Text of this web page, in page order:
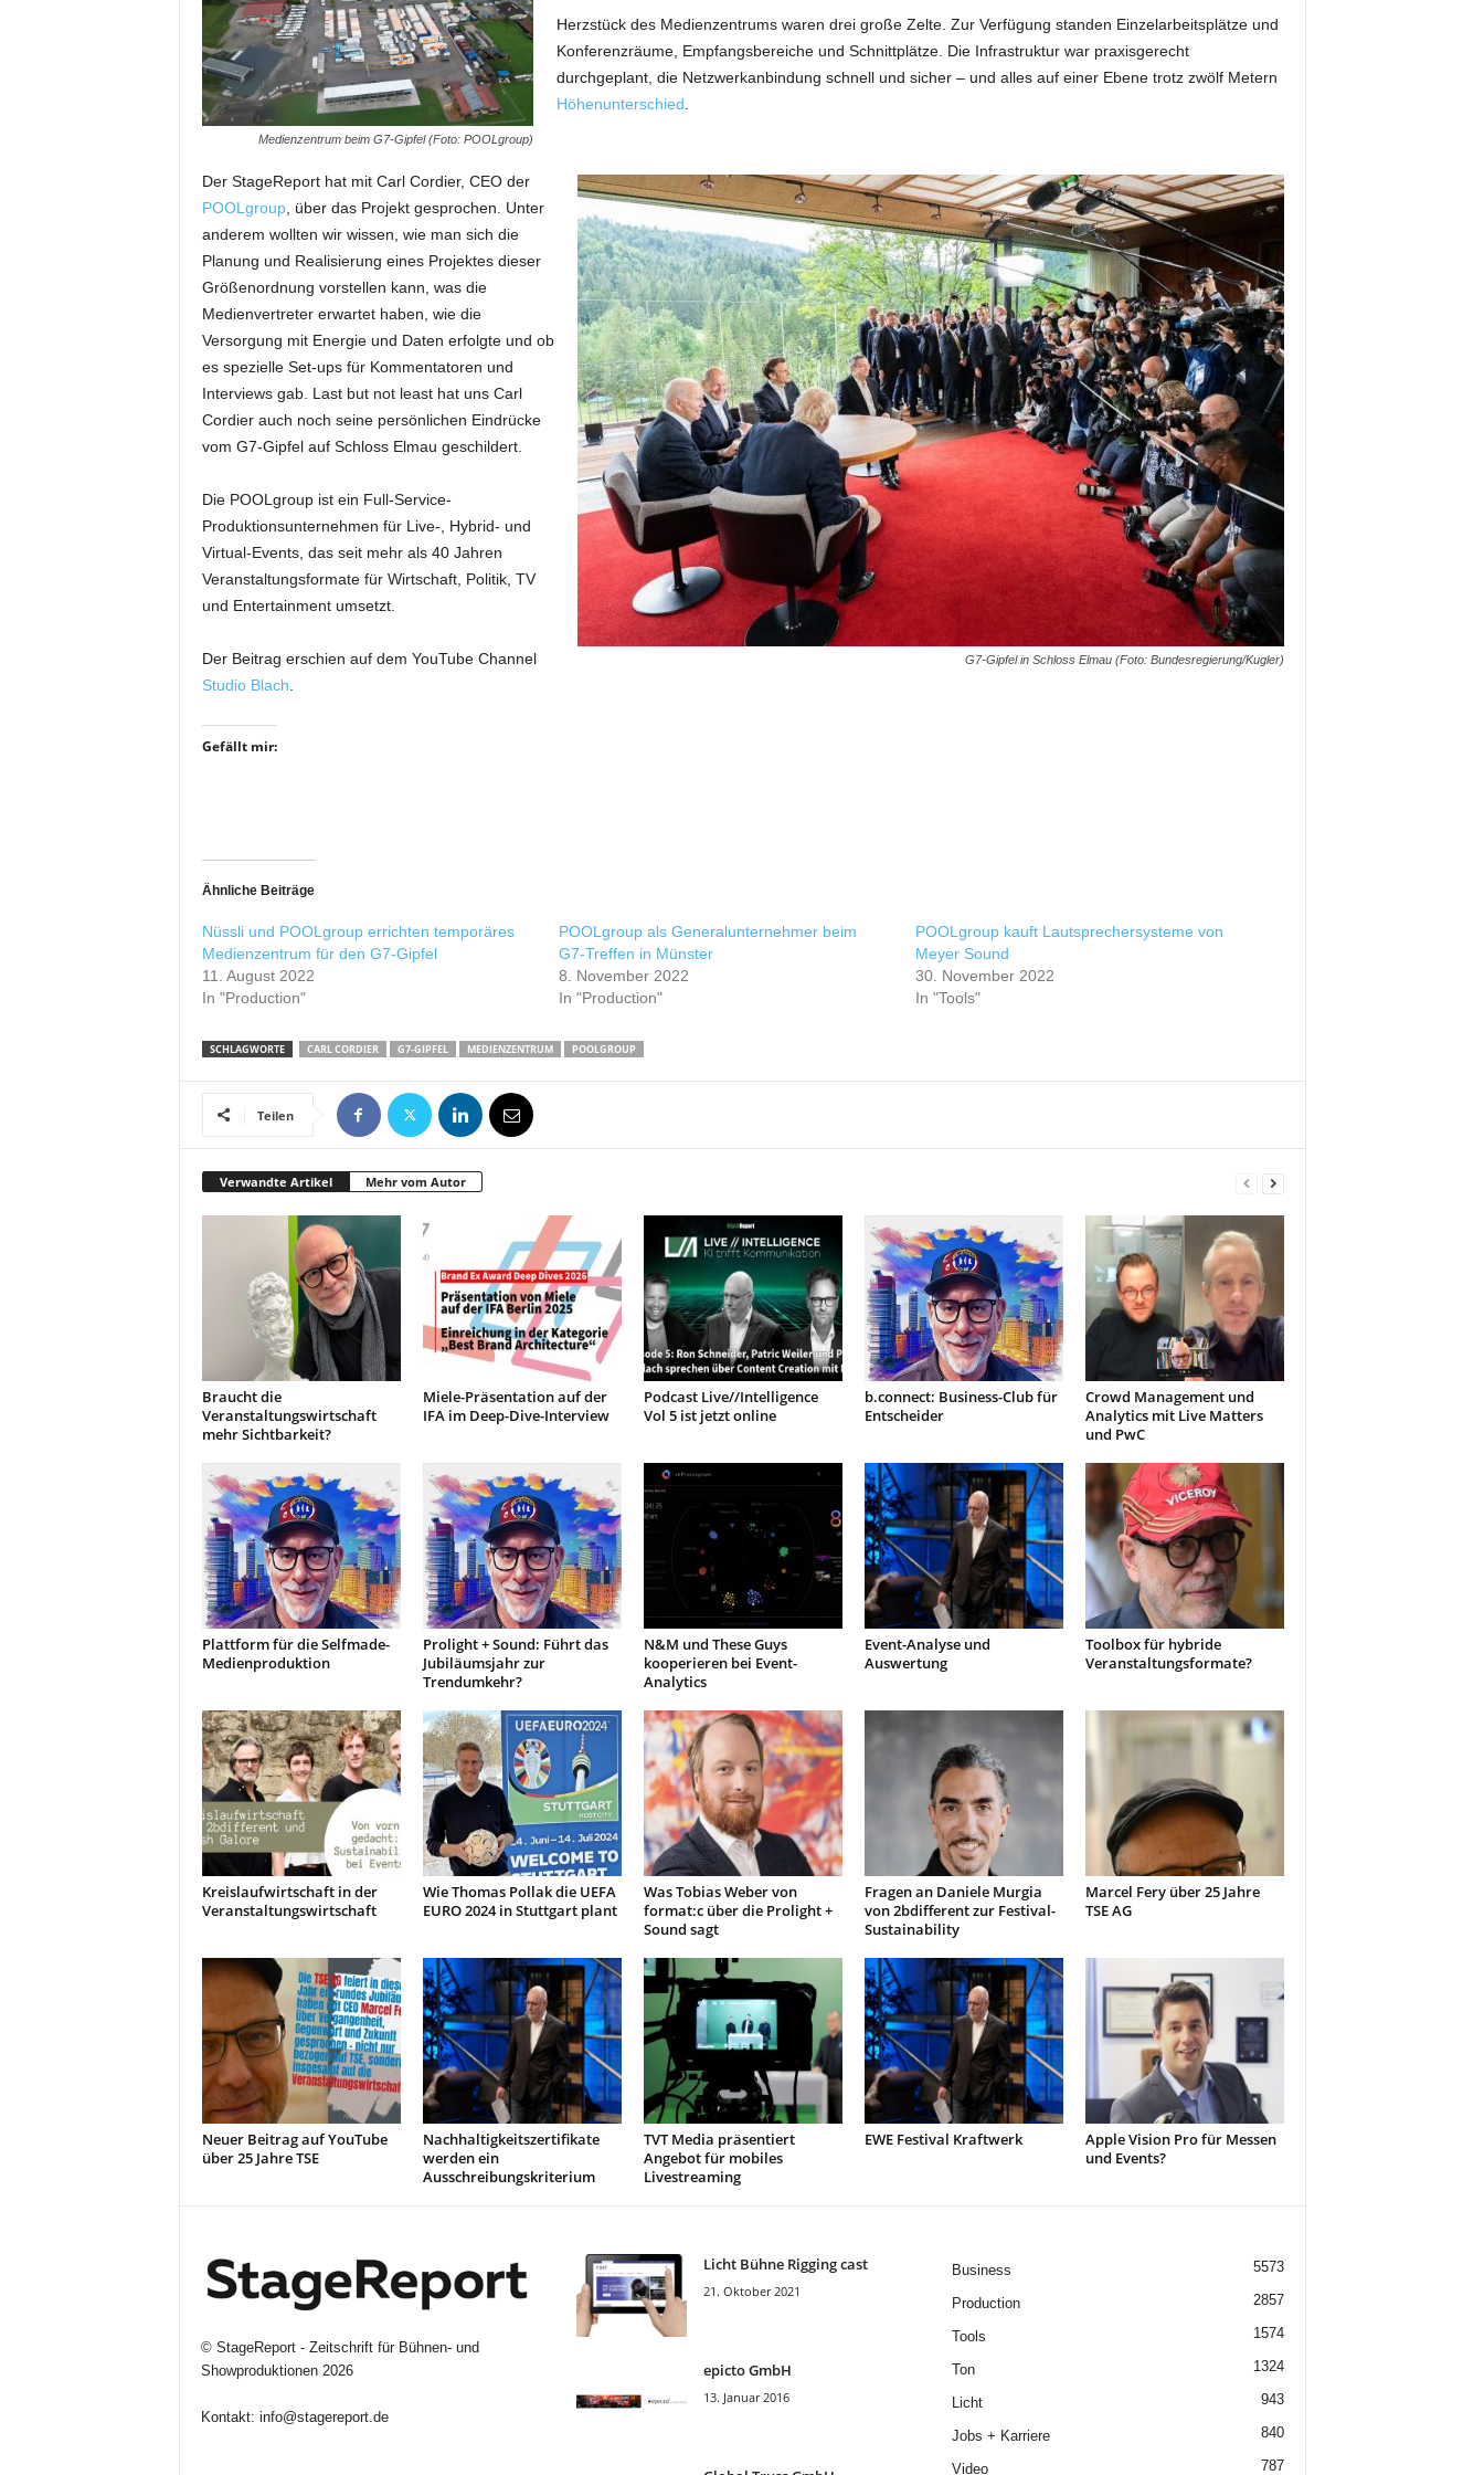
Medienzentrum beim G7-Gipfel (Foto: POOLgroup)
Herzstück des Medienzentrums waren drei große Zelte. Zur Verfügung standen Einzelarbeitsplätze und
Konferenzräume, Empfangsbereiche und Schnittplätze. Die Infrastruktur war praxisgerecht
durchgeplant, die Netzwerkanbindung schnell und sicher – und alles auf einer Ebene trotz zwölf Metern
Höhenunterschied
G7-Gipfel in Schloss Elmau (Foto: Bundesregierung/Kugler)
Der StageReport hat mit Carl Cordier, CEO der
POOLgroup, über das Projekt gesprochen. Unter
anderem wollten wir wissen, wie man sich die
Planung und Realisierung eines Projektes dieser
Größenordnung vorstellen kann, was die
Medienvertreter erwartet haben, wie die
Versorgung mit Energie und Daten erfolgte und ob
es spezielle Set-ups für Kommentatoren und
Interviews gab. Last but not least hat uns Carl
Cordier auch noch seine persönlichen Eindrücke
vom G7-Gipfel auf Schloss Elmau geschildert.
Die POOLgroup ist ein Full-Service-
Produktionsunternehmen für Live-, Hybrid- und
Virtual-Events, das seit mehr als 40 Jahren
Veranstaltungsformate für Wirtschaft, Politik, TV
und Entertainment umsetzt.
Der Beitrag erschien auf dem YouTube Channel
Studio Blach
Gefällt mir:
Ähnliche Beiträge
Nüssli und POOLgroup errichten temporäres
Medienzentrum für den G7-Gipfel
11. August 2022
In "Production"
POOLgroup als Generalunternehmer beim
G7-Treffen in Münster
8. November 2022
In "Production"
POOLgroup kauft Lautsprechersysteme von
Meyer Sound
30. November 2022
In "Tools"
SCHLAGWORTE CARL CORDIER G7-GIPFEL MEDIENZENTRUM POOLGROUP
Teilen
Verwandte Artikel Mehr vom Autor
Braucht die
Veranstaltungswirtschaft
mehr Sichtbarkeit?
Miele-Präsentation auf der
IFA im Deep-Dive-Interview
Podcast Live//Intelligence
Vol 5 ist jetzt online
b.connect: Business-Club für
Entscheider
Crowd Management und
Analytics mit Live Matters
und PwC
Plattform für die Selfmade-
Medienproduktion
Prolight + Sound: Führt das
Jubiläumsjahr zur
Trendumkehr?
N&M und These Guys
kooperieren bei Event-
Analytics
Event-Analyse und
Auswertung
Toolbox für hybride
Veranstaltungsformate?
Kreislaufwirtschaft in der
Veranstaltungswirtschaft
Wie Thomas Pollak die UEFA
EURO 2024 in Stuttgart plant
Was Tobias Weber von
format:c über die Prolight +
Sound sagt
Fragen an Daniele Murgia
von 2bdifferent zur Festival-
Sustainability
Marcel Fery über 25 Jahre
TSE AG
Neuer Beitrag auf YouTube
über 25 Jahre TSE
Nachhaltigkeitszertifikate
werden ein
Ausschreibungskriterium
TVT Media präsentiert
Angebot für mobiles
Livestreaming
EWE Festival Kraftwerk
Apple Vision Pro für Messen
und Events?
© StageReport - Zeitschrift für Bühnen- und
Showproduktionen2026
Kontakt: info@stagereport.de
Licht Bühne Rigging cast
21. Oktober 2021
epicto GmbH
13. Januar 2016
Business 5573
Production 2857
Tools 1574
Ton 1324
Licht 943
Jobs + Karriere 840
Video 787